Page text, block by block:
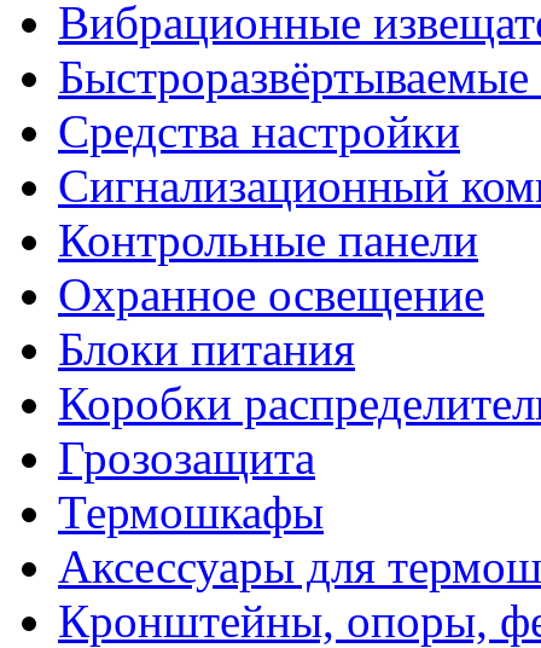
Вибрационные
Средства настройки
Сигнализационный
Контрольные панели
Охранное освещение
Блоки питания
Коробки
Грозозащита
Термошкафы
Аксессуары для
Кронштейны, опоры,